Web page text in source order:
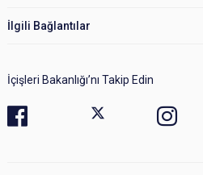
İlgili Bağlantılar
İçişleri Bakanlığı’nı Takip Edin